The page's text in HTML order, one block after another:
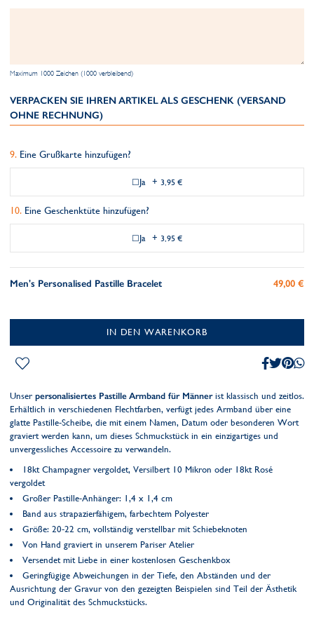
Maximum 1000 Zeichen (1000 verbleibend)
VERPACKEN SIE IHREN ARTIKEL ALS GESCHENK (VERSAND
OHNE RECHNUNG)
Eine Grußkarte hinzufügen?
Ja + 3,95 €
Eine Geschenktüte hinzufügen?
Ja + 3,95 €
Men's Personalised Pastille Bracelet 49,00 €
IN DEN WARENKORB
Unser personalisiertes Pastille Armband für Männerist klassisch und zeitlos.
Erhältlich in verschiedenen Flechtfarben, verfügt jedes Armband über eine
glatte Pastille-Scheibe, die mit einem Namen, Datum oder besonderen Wort
graviert werden kann, um dieses Schmuckstück in ein einzigartiges und
unvergessliches Accessoire zu verwandeln.
18kt Champagner vergoldet, Versilbert 10 Mikron oder 18kt Rosé
vergoldet
Großer Pastille-Anhänger: 1,4 x 1,4 cm
Band aus strapazierfähigem, farbechtem Polyester
Größe: 20-22 cm, vollständig verstellbar mit Schiebeknoten
Von Hand graviert in unserem Pariser Atelier
Versendet mit Liebe in einer kostenlosen Geschenkbox
Geringfügige Abweichungen in der Tiefe, den Abständen und der
Ausrichtung der Gravur von den gezeigten Beispielen sind Teil der Ästhetik
und Originalität des Schmuckstücks.